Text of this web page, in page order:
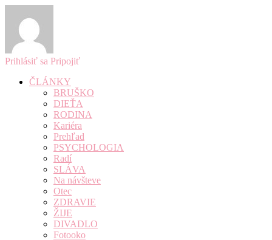
Prihlásiť sa Pripojiť
ČLÁNKY
BRUŠKO
DIEŤA
RODINA
Kariéra
Prehľad
PSYCHOLOGIA
Radí
SLÁVA
Na návšteve
Otec
ZDRAVIE
ŽIJE
DIVADLO
Fotooko